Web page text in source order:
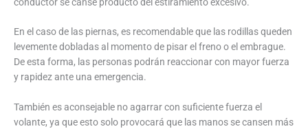
En el caso de las piernas, es recomendable que las rodillas queden
levemente dobladas al momento de pisar el freno o el embrague.
De esta forma, las personas podrán reaccionar con mayor fuerza
y rapidez ante una emergencia.
También es aconsejable no agarrar con suficiente fuerza el
volante, ya que esto solo provocará que las manos se cansen más